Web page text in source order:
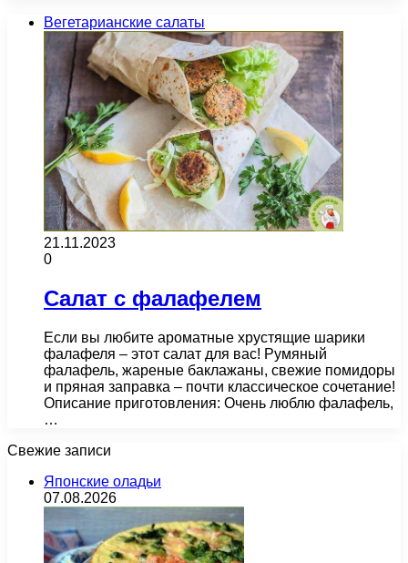
Вегетарианские салаты
21.11.2023
0
Салат с фалафелем
Если вы любите ароматные хрустящие шарики
фалафеля – этот салат для вас! Румяный
фалафель, жареные баклажаны, свежие помидоры
и пряная заправка – почти классическое сочетание!
Описание приготовления: Очень люблю фалафель,
…
Свежие записи
Японские оладьи
07.08.2026